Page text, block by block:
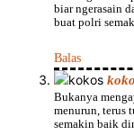
biar ngerasain
buat polri
Balas
Bukanya
menurun, terus
semakin baik